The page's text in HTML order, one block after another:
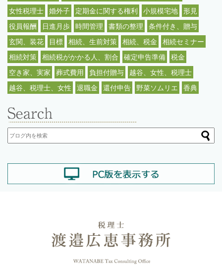
女性税理士
婚外子 定期金に関する権利 小規模宅地
形見
役員報酬
日進月歩 時間管理 書類の整理
条件付き、贈与
玄関、装花
目標 相続、生前対策 相続、税金
相続セミナー
相続対策
相続税がかかる人、割合 確定申告準備
税金
空き家、実家
葬式費用 負担付贈与
越谷、女性、税理士
越谷、税理士、女性
退職金 還付申告 野菜ソムリエ 香典